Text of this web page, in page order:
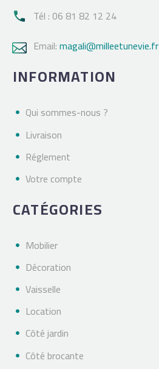
 Tél : 06 81 82 12 24
 Email:magali@milleetunevie.fr
INFORMATION
Qui sommes-nous ?
Livraison
Réglement
Votre compte
CATÉGORIES
Mobilier
Décoration
Vaisselle
Location
Côté jardin
Côté brocante